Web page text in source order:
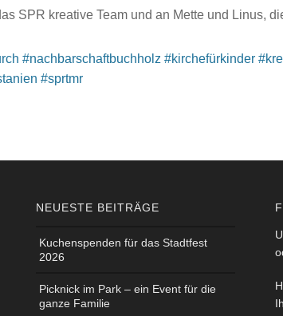
SPR kreative Team und an Mette und Linus,
#nachbarschaftbuchholz #kirchefürkinder
#sprtmr
NEUESTE BEITRÄGE
Kuchenspenden für das Stadtfest
2026
Picknick im Park – ein Event für die
ganze Familie